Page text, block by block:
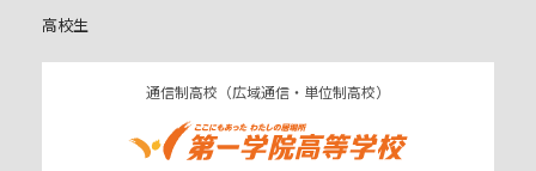
高校生
通信制高校（広域通信・単位制高校）